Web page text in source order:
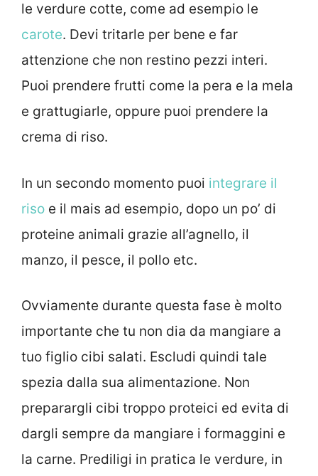
le verdure cotte, come ad esempio le
carote. Devi tritarle per bene e far
attenzione che non restino pezzi interi.
Puoi prendere frutti come la pera e la mela
e grattugiarle, oppure puoi prendere la
crema di riso.
In un secondo momento puoi integrare il
riso e il mais ad esempio, dopo un po’ di
proteine animali grazie all’agnello, il
manzo, il pesce, il pollo etc.
Ovviamente durante questa fase è molto
importante che tu non dia da mangiare a
tuo figlio cibi salati. Escludi quindi tale
spezia dalla sua alimentazione. Non
preparargli cibi troppo proteici ed evita di
dargli sempre da mangiare i formaggini e
la carne. Prediligi in pratica le verdure, in